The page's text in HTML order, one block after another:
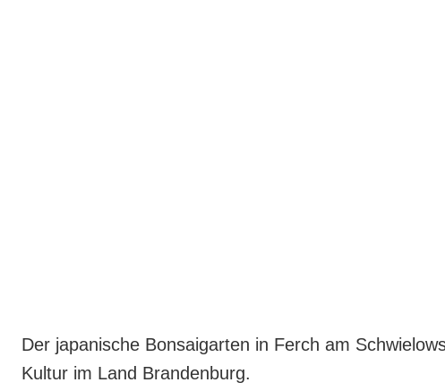
Der japanische Bonsaigarten in Ferch am
Kultur im Land Brandenburg.